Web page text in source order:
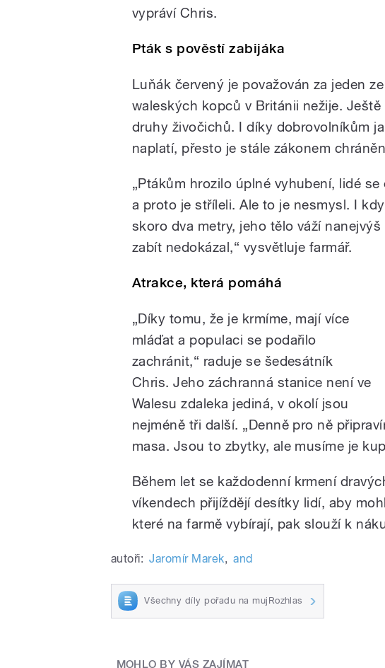
vypráví Chris.
Pták s pověstí zabijáka
Luňák červený je považován za jeden
waleských kopců v Británii nežije.
druhy živočichů. I díky dobrovolníkům
naplatí, přesto je stále zákonem
„Ptákům hrozilo úplné vyhubení, lidé
a proto je stříleli. Ale to je nesmysl. I
skoro dva metry, jeho tělo váží
zabít nedokázal,“ vysvětluje farmář.
Atrakce, která pomáhá
„Díky tomu, že je krmíme, mají více
mláďat a populaci se podařilo
zachránit,“ raduje se šedesátník
Chris. Jeho záchranná stanice není ve
Walesu zdaleka jediná, v okolí jsou
nejméně tři další. „Denně pro ně
masa. Jsou to zbytky, ale musíme je
Během let se každodenní krmení
víkendech přijíždějí desítky lidí, aby
které na farmě vybírají, pak slouží k
autoři: Jaromír Marek, and
Všechny díly pořadu na mujRozhlas
MOHLO BY VÁS ZAJÍMAT